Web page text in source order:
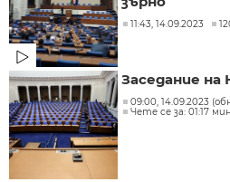
11:43, 14.09.2023
Заседание на
09:00, 14.09.2023
Чете се за: 01:17